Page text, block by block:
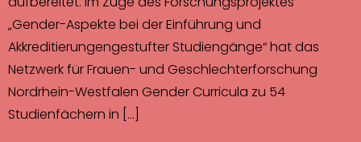
„Gender-Aspekte bei der Einführung und
Akkreditierungengestufter Studiengänge“ hat das
Netzwerk für Frauen- und Geschlechterforschung
Nordrhein-Westfalen Gender Curricula zu 54
Studienfächern in […]